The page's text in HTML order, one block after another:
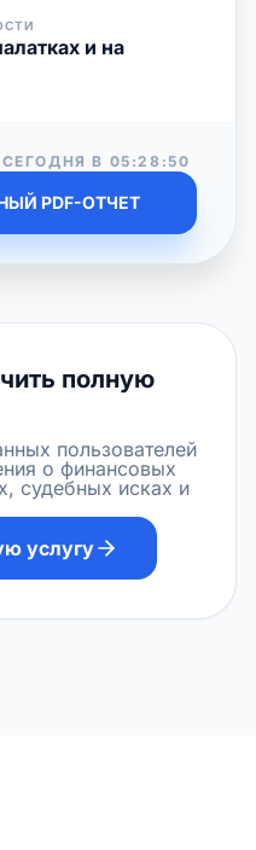
и на
В 05:28:50
PDF-ОТЧЕТ
полную
пользователей
о финансовых
судебных исках и
услугу